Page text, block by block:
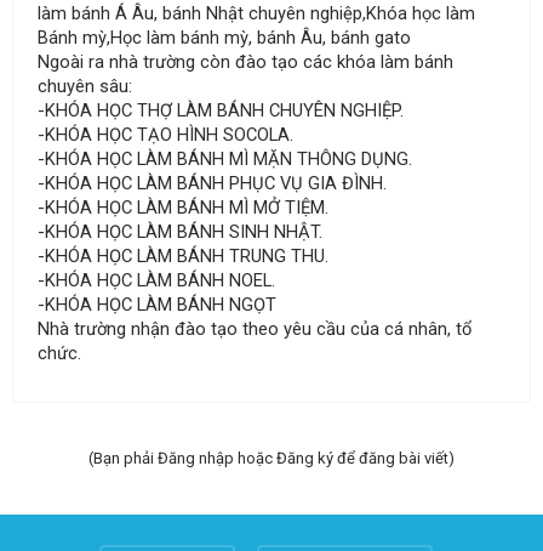
làm bánh Á Âu, bánh Nhật chuyên nghiệp,Khóa học làm
Bánh mỳ,Học làm bánh mỳ, bánh Âu, bánh gato
Ngoài ra nhà trường còn đào tạo các khóa làm bánh
chuyên sâu:
-KHÓA HỌC THỢ LÀM BÁNH CHUYÊN NGHIỆP.
-KHÓA HỌC TẠO HÌNH SOCOLA.
-KHÓA HỌC LÀM BÁNH MÌ MẶN THÔNG DỤNG.
-KHÓA HỌC LÀM BÁNH PHỤC VỤ GIA ĐÌNH.
-KHÓA HỌC LÀM BÁNH MÌ MỞ TIỆM.
-KHÓA HỌC LÀM BÁNH SINH NHẬT.
-KHÓA HỌC LÀM BÁNH TRUNG THU.
-KHÓA HỌC LÀM BÁNH NOEL.
-KHÓA HỌC LÀM BÁNH NGỌT
Nhà trường nhận đào tạo theo yêu cầu của cá nhân, tổ
chức.
(Bạn phải Đăng nhập hoặc Đăng ký để đăng bài viết)